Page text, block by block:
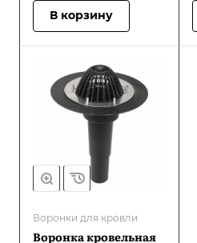
В корзину
Воронки для кровли
Воронка кровельная